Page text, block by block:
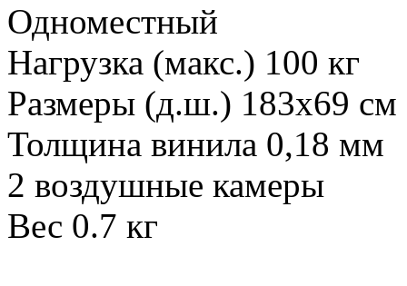
Одноместный
Нагрузка (макс.) 100 кг
Размеры (д.ш.) 183х69 см
Толщина винила 0,18 мм
2 воздушные камеры
Вес 0.7 кг